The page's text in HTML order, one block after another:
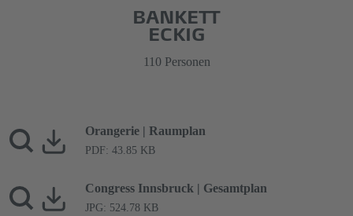
BANKETT
ECKIG
110 Personen
Orangerie | Raumplan
PDF: 43.85 KB
Congress Innsbruck | Gesamtplan
JPG: 524.78 KB